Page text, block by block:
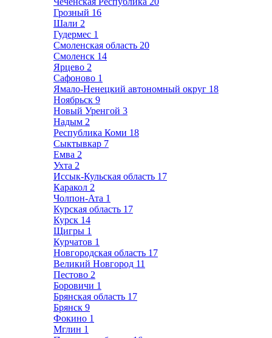
Грозный 16
Шали 2
Гудермес 1
Смоленская область 20
Смоленск 14
Ярцево 2
Сафоново 1
Ямало-Ненецкий автономный округ 18
Ноябрьск 9
Новый Уренгой 3
Надым 2
Республика Коми 18
Сыктывкар 7
Емва 2
Ухта 2
Иссык-Кульская область 17
Каракол 2
Чолпон-Ата 1
Курская область 17
Курск 14
Щигры 1
Курчатов 1
Новгородская область 17
Великий Новгород 11
Пестово 2
Боровичи 1
Брянская область 17
Брянск 9
Фокино 1
Мглин 1